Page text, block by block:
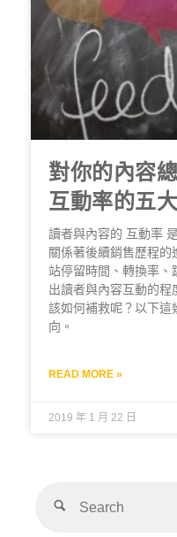
對你的內容
互動率的五
讀者與內容的 互動率
關係著後續銷售歷程的
站停留時間、轉換率、
出讀者與內容互動的程
該如何補救呢？以下這
向。
READ MORE »
2019 年 1 月 22 日